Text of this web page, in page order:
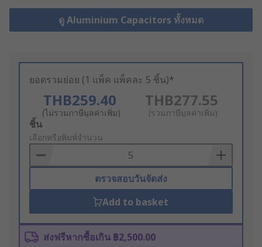
ดู Aluminium Capacitors ทั้งหมด
ยอดรวมย่อย (1 แพ็ค แพ็คละ 5 ชิ้น)*
THB259.40
(ไม่รวมภาษีมูลค่าเพิ่ม)
THB277.55
(รวมภาษีมูลค่าเพิ่ม)
Add
to
Basket
ชิ้น
เลือกหรือพิมพ์จำนวน
ตรวจสอบวันจัดส่ง
Add to basket
ส่งฟรีหากซื้อเกิน ฿2,500.00